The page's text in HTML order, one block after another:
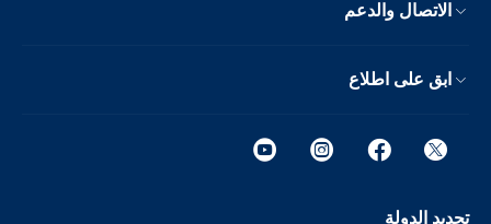
الاتصال والدعم
ابق على اطلاع
تحديد الدولة